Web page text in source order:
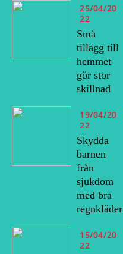
25/04/20
22
Små
tillägg till
hemmet
gör stor
skillnad
19/04/20
22
Skydda
barnen
från
sjukdom
med bra
regnkläder
15/04/20
22